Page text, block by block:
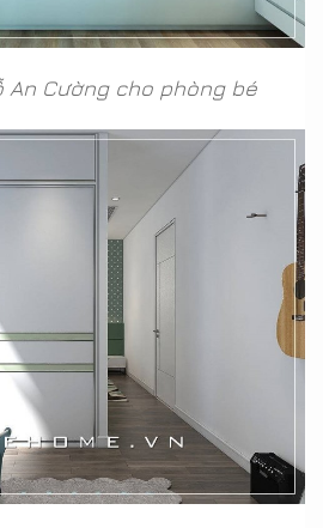
An Cường cho phòng bé